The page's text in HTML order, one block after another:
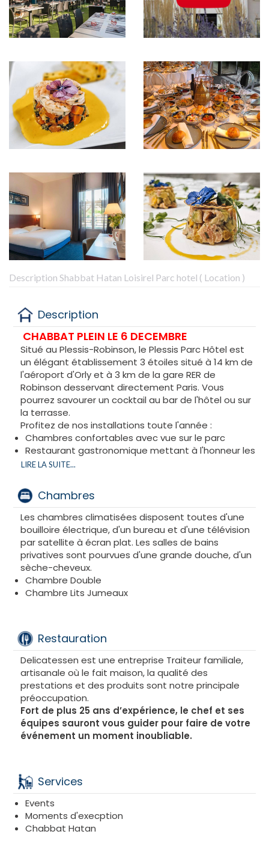
Description Shabbat Hatan Loisirel Parc hotel ( Location )
Description
CHABBAT PLEIN LE 6 DECEMBRE
Situé au Plessis-Robinson, le Plessis Parc Hôtel est
un élégant établissement 3 étoiles situé à 14 km de
l'aéroport d'Orly et à 3 km de la gare RER de
Robinson desservant directement Paris. Vous
pourrez savourer un cocktail au bar de l'hôtel ou sur
la terrasse.
Profitez de nos installations toute l'année :
Chambres confortables avec vue sur le parc
Restaurant gastronomique mettant à l'honneur les
produits locaux
LIRE LA SUITE...
Chambres
Les chambres climatisées disposent toutes d'une
bouilloire électrique, d'un bureau et d'une télévision
par satellite à écran plat. Les salles de bains
privatives sont pourvues d'une grande douche, d'un
sèche-cheveux.
Chambre Double
Chambre Lits Jumeaux
Restauration
Delicatessen est une entreprise Traiteur familiale,
artisanale où le fait maison, la qualité des
prestations et des produits sont notre principale
préoccupation.
Fort de plus 25 ans d’expérience, le chef et ses
équipes sauront vous guider pour faire de votre
événement un moment inoubliable.
Services
Events
Moments d'execption
Chabbat Hatan